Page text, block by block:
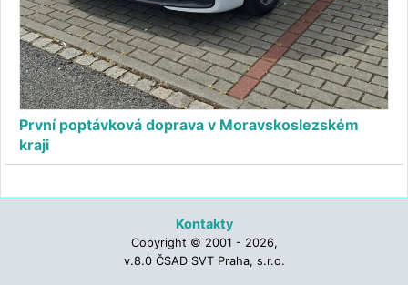
První poptávková doprava v Moravskoslezském
kraji
Kontakty
Copyright © 2001 - 2026,
v.8.0 ČSAD SVT Praha, s.r.o.